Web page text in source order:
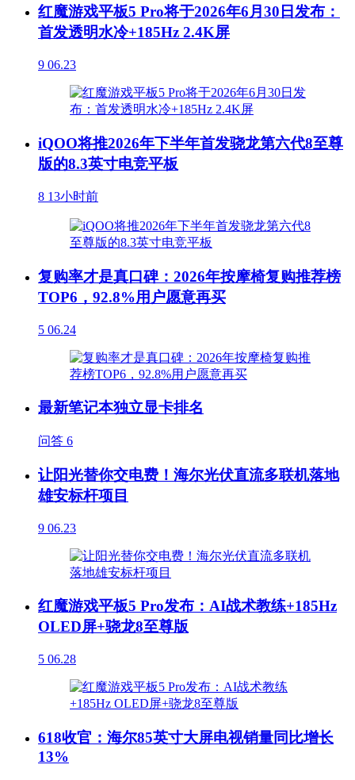
红魔游戏平板5 Pro将于2026年6月30日发布：
首发透明水冷+185Hz 2.4K屏
9 06.23
iQOO将推2026年下半年首发骁龙第六代8至尊
版的8.3英寸电竞平板
8 13小时前
复购率才是真口碑：2026年按摩椅复购推荐榜
TOP6，92.8%用户愿意再买
5 06.24
最新笔记本独立显卡排名
问答 6
让阳光替你交电费！海尔光伏直流多联机落地
雄安标杆项目
9 06.23
红魔游戏平板5 Pro发布：AI战术教练+185Hz
OLED屏+骁龙8至尊版
5 06.28
618收官：海尔85英寸大屏电视销量同比增长
13%